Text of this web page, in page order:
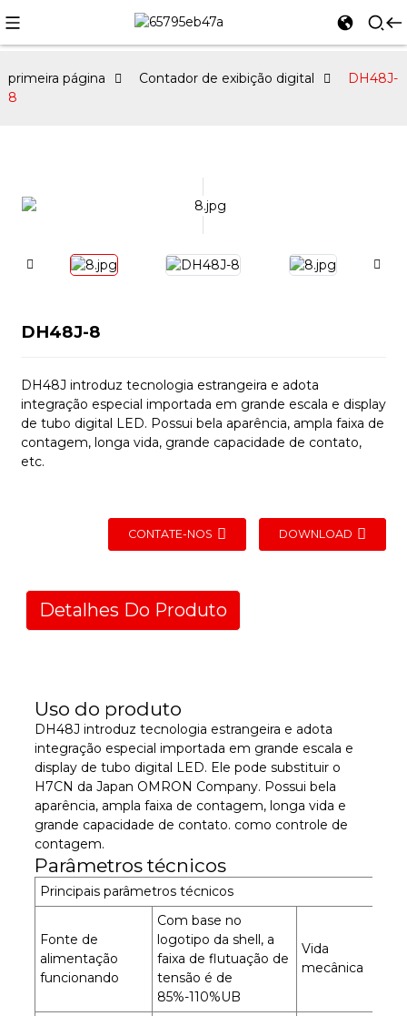
primeira página Contador de exibição digital
DH48J-
8
DH48J-8
DH48J introduz tecnologia estrangeira e adota
integração especial importada em grande escala e display
de tubo digital LED. Possui bela aparência, ampla faixa de
contagem, longa vida, grande capacidade de contato,
etc.
CONTATE-NOS DOWNLOAD
Detalhes Do Produto
Uso do produto
DH48J introduz tecnologia estrangeira e adota
integração especial importada em grande escala e
display de tubo digital LED. Ele pode substituir o
H7CN da Japan OMRON Company. Possui bela
aparência, ampla faixa de contagem, longa vida e
grande capacidade de contato. como controle de
contagem.
Parâmetros técnicos
Principais parâmetros técnicos
Fonte de
alimentação
funcionando
Com base no
logotipo da shell, a
faixa de flutuação de
tensão é de
85%-110%UB
Vida
mecânica